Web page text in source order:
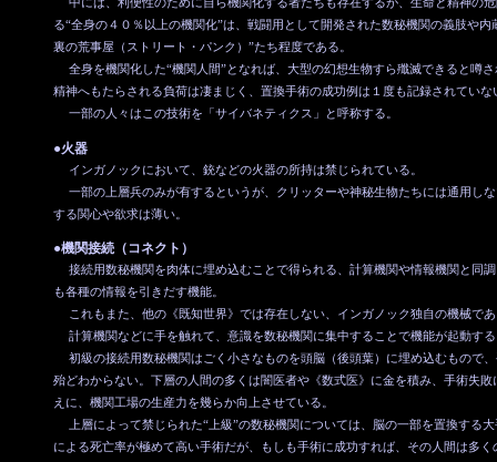
中には、利便性のために自ら機関化する者たちも存在するが、生命と精神の
る“全身の４０％以上の機関化”は、戦闘用として開発された数秘機関の義肢や内
裏の荒事屋（ストリート・パンク）”たち程度である。
全身を機関化した“機関人間”となれば、大型の幻想生物すら殲滅できると噂
精神へもたらされる負荷は凄まじく、置換手術の成功例は１度も記録されていな
一部の人々はこの技術を「サイバネティクス」と呼称する。
●火器
インガノックにおいて、銃などの火器の所持は禁じられている。
一部の上層兵のみが有するというが、クリッターや神秘生物たちには通用し
する関心や欲求は薄い。
●機関接続（コネクト）
接続用数秘機関を肉体に埋め込むことで得られる、計算機関や情報機関と同
も各種の情報を引きだす機能。
これもまた、他の《既知世界》では存在しない、インガノック独自の機械で
計算機関などに手を触れて、意識を数秘機関に集中することで機能が起動す
初級の接続用数秘機関はごく小さなものを頭脳（後頭葉）に埋め込むもので
殆どわからない。下層の人間の多くは闇医者や《数式医》に金を積み、手術失
えに、機関工場の生産力を幾らか向上させている。
上層によって禁じられた“上級”の数秘機関については、脳の一部を置換する
による死亡率が極めて高い手術だが、もしも手術に成功すれば、その人間は多